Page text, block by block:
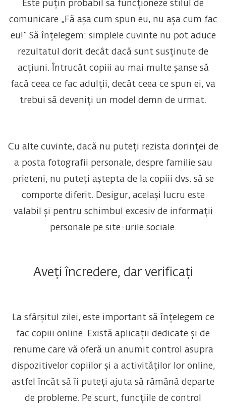
Este puțin probabil să funcționeze stilul de
comunicare „Fă așa cum spun eu, nu așa cum fac
eu!” Să înțelegem: simplele cuvinte nu pot aduce
rezultatul dorit decât dacă sunt susținute de
acțiuni. Întrucât copiii au mai multe șanse să
facă ceea ce fac adulții, decât ceea ce spun ei, va
trebui să deveniți un model demn de urmat.
Cu alte cuvinte, dacă nu puteți rezista dorinței de
a posta fotografii personale, despre familie sau
prieteni, nu puteți aștepta de la copiii dvs. să se
comporte diferit. Desigur, același lucru este
valabil și pentru schimbul excesiv de informații
personale pe site-urile sociale.
Aveți încredere, dar verificați
La sfârșitul zilei, este important să înțelegem ce
fac copiii online. Există aplicații dedicate și de
renume care vă oferă un anumit control asupra
dispozitivelor copiilor și a activităților lor online,
astfel încât să îi puteți ajuta să rămână departe
de probleme. Pe scurt, funcțiile de control